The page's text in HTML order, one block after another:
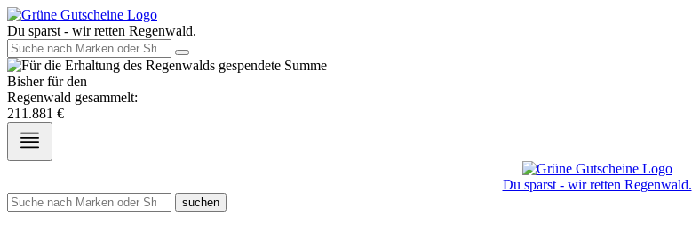
Du sparst - wir retten Regenwald.
Bisher für den
Regenwald gesammelt:
211.881 €
Du sparst - wir retten Regenwald.
suchen